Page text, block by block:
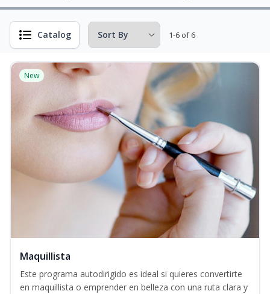
Catalog 1-6 of 6
New
Maquillista
Este programa autodirigido es ideal si quieres convertirte
en maquillista o emprender en belleza con una ruta clara y